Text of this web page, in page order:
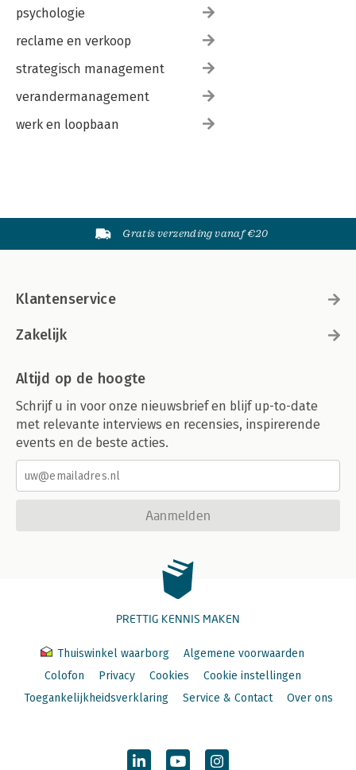
psychologie
reclame en verkoop
strategisch management
verandermanagement
werk en loopbaan
Gratis verzending vanaf €20
Klantenservice
Zakelijk
Altijd op de hoogte
Schrijf u in voor onze nieuwsbrief en blijf up-to-date
met relevante interviews en recensies, inspirerende
events en de beste acties.
Aanmelden
PRETTIG KENNIS MAKEN
Thuiswinkel waarborg
Algemene voorwaarden
Colofon
Privacy Cookies
Cookie instellingen
Toegankelijkheidsverklaring
Service & Contact Over ons